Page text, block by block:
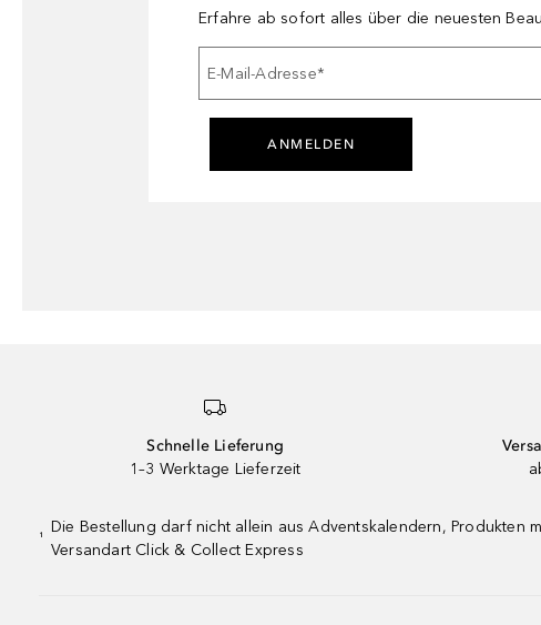
Erfahre ab sofort alles über die neuesten
E-Mail-Adresse*
ANMELDEN
Schnelle Lieferung
1–3 Werktage Lieferzeit
¹
Die Bestellung darf nicht allein aus Adventskalendern, Produkten
Versandart Click & Collect Express